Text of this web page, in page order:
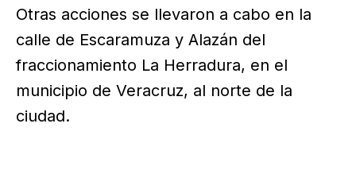
Otras acciones se llevaron a cabo en la
calle de Escaramuza y Alazán del
fraccionamiento La Herradura, en el
municipio de Veracruz, al norte de la
ciudad.